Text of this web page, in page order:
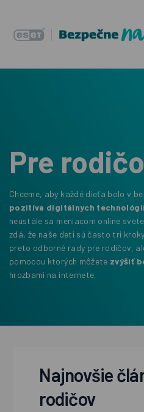
Pre
Chceme, aby každé dieťa bolo v
pozitíva digitálnych
neustále sa meniacom online
zdá, že naše deti sú často tri
preto odborné rady pre rodičov,
pomocou ktorých môžete zvýšiť
hrozbami na internete.
Najnovšie
rodičov